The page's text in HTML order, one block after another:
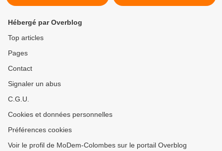
Hébergé par Overblog
Top articles
Pages
Contact
Signaler un abus
C.G.U.
Cookies et données personnelles
Préférences cookies
Voir le profil de MoDem-Colombes sur le portail Overblog